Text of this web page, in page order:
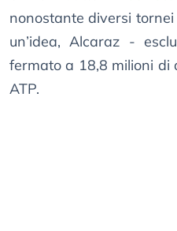
nonostante diversi
un’idea, Alcaraz -
fermato a 18,8 milioni di
ATP.